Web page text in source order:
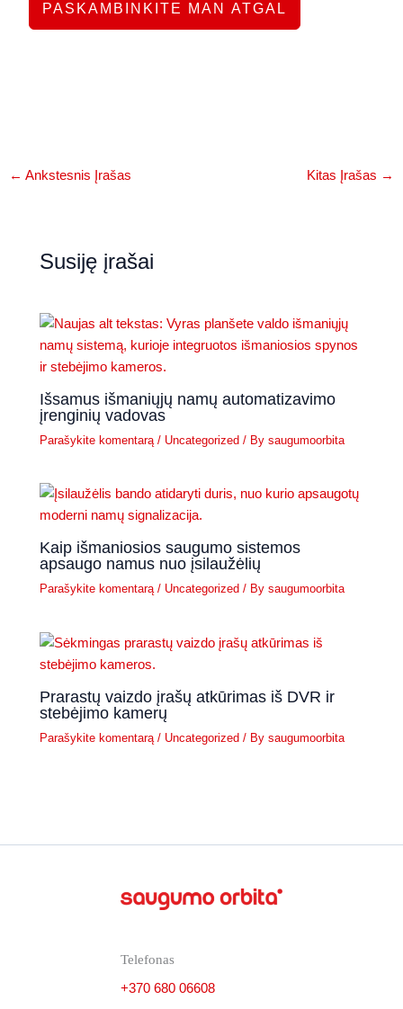
PASKAMBINKITE MAN ATGAL
← Ankstesnis Įrašas Kitas Įrašas →
Susiję įrašai
Išsamus išmaniųjų namų automatizavimo
įrenginių vadovas
Parašykite komentarą / Uncategorized / Bysaugumoorbita
Kaip išmaniosios saugumo sistemos
apsaugo namus nuo įsilaužėlių
Parašykite komentarą / Uncategorized / Bysaugumoorbita
Prarastų vaizdo įrašų atkūrimas iš DVR ir
stebėjimo kamerų
Parašykite komentarą / Uncategorized / Bysaugumoorbita
Telefonas
+370 680 06608